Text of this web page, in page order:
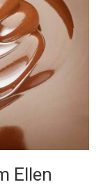
Ellen